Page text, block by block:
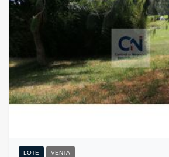
LOTE VENTA